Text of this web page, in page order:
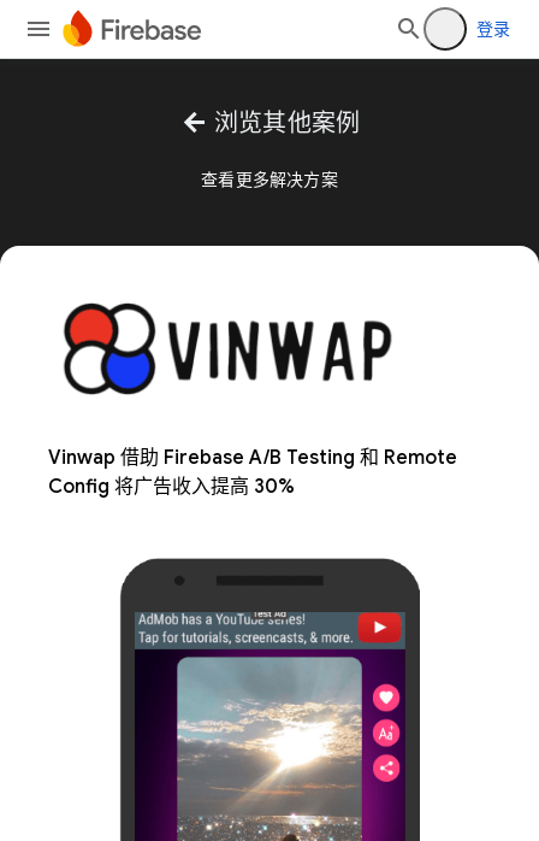
登录
arrow_back 浏览其他案例
查看更多解决方案
Vinwap 借助 Firebase A/B Testing 和 Remote
Config 将广告收入提高 30%